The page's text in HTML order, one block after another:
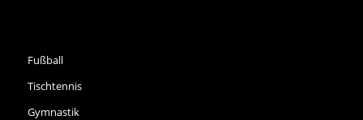
Fußball
Tischtennis
Gymnastik